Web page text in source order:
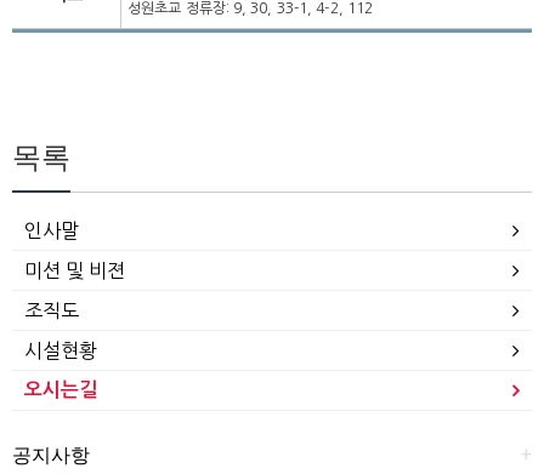
성원초교 정류장: 9, 30, 33-1, 4-2, 112
목록
인사말
미션 및 비젼
조직도
시설현황
오시는길
+
공지사항